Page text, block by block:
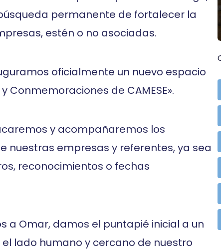
permanente de fortalecer la
estén o no asociadas.
oficialmente un nuevo espacio
Conmemoraciones de CAMESE».
y acompañaremos los
nuestras empresas y referentes, ya sea
reconocimientos o fechas
a Omar, damos el puntapié inicial a un
lado humano y cercano de nuestro